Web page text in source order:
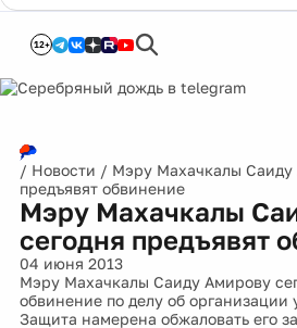
12+
/ Новости / Мэру Махачкалы Саиду
предъявят обвинение
Мэру Махачкалы
сегодня предъявят
04 июня 2013
Мэру Махачкалы Саиду Амирову
обвинение по делу об организации
Защита намерена обжаловать его